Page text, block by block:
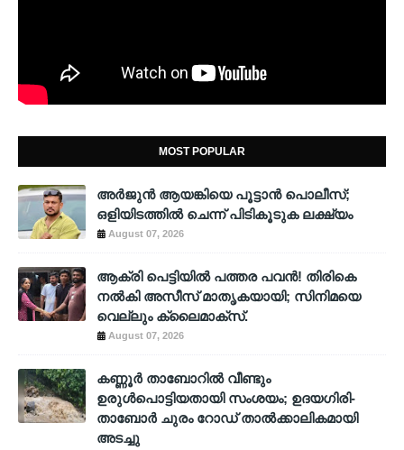
MOST POPULAR
അര്‍ജുന്‍ ആയങ്കിയെ പൂട്ടാന്‍ പൊലീസ്;
ഒളിയിടത്തില്‍ ചെന്ന് പിടികൂടുക ലക്ഷ്യം
August 07, 2026
ആക്രി പെട്ടിയിൽ പത്തര പവൻ! തിരികെ
നൽകി അസീസ് മാതൃകയായി; സിനിമയെ
വെല്ലും ക്ലൈമാക്സ്.
August 07, 2026
കണ്ണൂർ താബോറിൽ വീണ്ടും
ഉരുൾപൊട്ടിയതായി സംശയം; ഉദയഗിരി-
താബോർ ചുരം റോഡ് താൽക്കാലികമായി
അടച്ചു